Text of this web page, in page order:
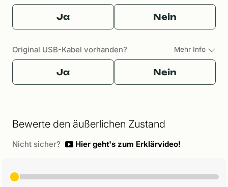
Ja Nein
Original USB-Kabel vorhanden? Mehr Info
Ja Nein
Bewerte den äußerlichen Zustand
Nicht sicher? Hier geht's zum Erklärvideo!